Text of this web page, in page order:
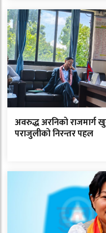
अवरुद्ध अरनिको राजमार्ग
पराजुलीको निरन्तर पहल